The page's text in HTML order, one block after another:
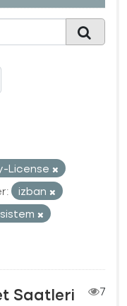
License
izban
Saatleri
7